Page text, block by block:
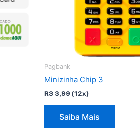
Pagbank
Minizinha Chip 3
R$3,99 (12x)
Saiba Mais